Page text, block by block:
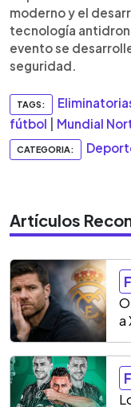
moderno y el
tecnología
evento se
seguridad.
TAGS:
fútbol
Mundial
CATEGORIA:
Artículos
a